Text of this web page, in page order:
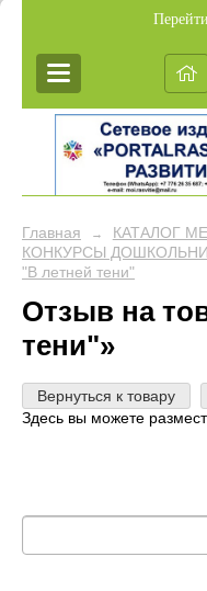
Главная → КАТАЛОГ
КОНКУРСЫ
"В летней тени"
Отзыв на
тени"»
Вернуться к товару
Здесь вы можете